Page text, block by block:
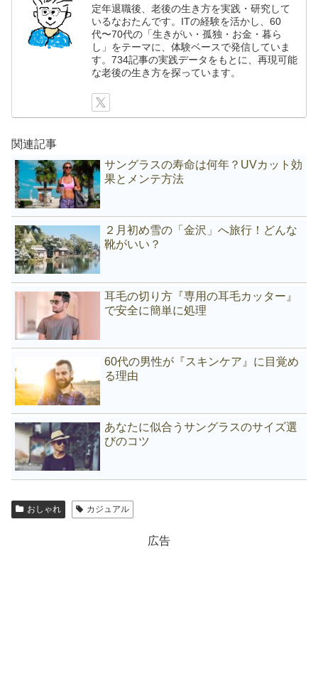
定年退職後、老後の生き方を実践・研究して
いるなおたんです。ITの経験を活かし、60
代〜70代の「生きがい・孤独・お金・暮ら
し」をテーマに、体験ベースで発信していま
す。734記事の実践データをもとに、再現可能
な老後の生き方を探っています。
関連記事
サングラスの寿命は何年？UVカット効
果とメンテ方法
２月初め雪の「金沢」へ旅行！どんな
靴がいい？
耳毛の切り方『専用の耳毛カッター』
で安全に簡単に処理
60代の男性が『スキンケア』に目覚め
る理由
あなたに似合うサングラスのサイズ選
びのコツ
おしゃれ カジュアル
広告